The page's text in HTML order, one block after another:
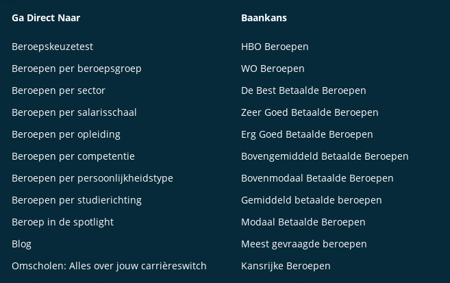
Ga Direct Naar
Beroepskeuzetest
Beroepen per beroepsgroep
Beroepen per sector
Beroepen per salarisschaal
Beroepen per opleiding
Beroepen per competentie
Beroepen per persoonlijkheidstype
Beroepen per studierichting
Beroep in de spotlight
Blog
Omscholen: Alles over jouw carrièreswitch
Baankans
HBO Beroepen
WO Beroepen
De Best Betaalde Beroepen
Zeer Goed Betaalde Beroepen
Erg Goed Betaalde Beroepen
Bovengemiddeld Betaalde Beroepen
Bovenmodaal Betaalde Beroepen
Gemiddeld betaalde beroepen
Modaal Betaalde Beroepen
Meest gevraagde beroepen
Kansrijke Beroepen